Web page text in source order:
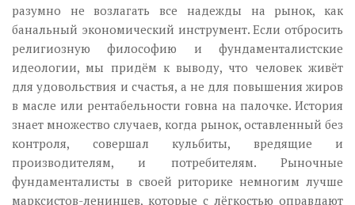
разумно не возлагать все надежды на рынок, как
банальный экономический инструмент. Если отбросить
религиозную философию и фундаменталистские
идеологии, мы придём к выводу, что человек живёт
для удовольствия и счастья, а не для повышения жиров
в масле или рентабельности говна на палочке. История
знает множество случаев, когда рынок, оставленный без
контроля, совершал кульбиты, вредящие и
производителям, и потребителям. Рыночные
фундаменталисты в своей риторике немногим лучше
марксистов-ленинцев, которые с лёгкостью оправдают